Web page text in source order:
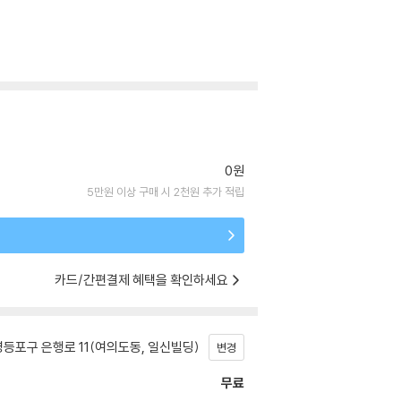
0원
5만원 이상 구매 시 2천원 추가 적립
카드/간편결제 혜택을 확인하세요
포구 은행로 11(여의도동, 일신빌딩) 변경
무료